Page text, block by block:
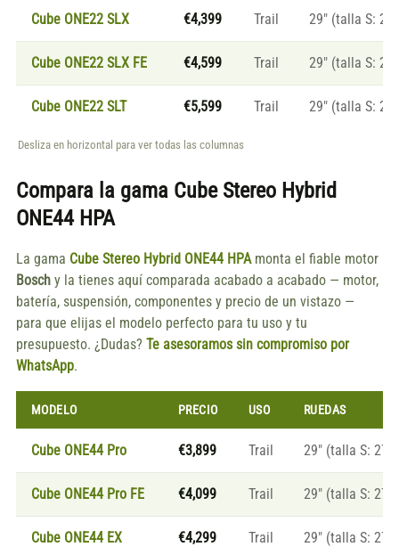
Cube ONE22 SLX €4,399 Trail 29″ (talla S:
Cube ONE22 SLX FE €4,599 Trail 29″ (talla S:
Cube ONE22 SLT €5,599 Trail 29″ (talla S:
Desliza en horizontal para ver todas las columnas
Compara la gama Cube Stereo Hybrid
ONE44 HPA
La gama Cube Stereo Hybrid ONE44 HPAmonta el fiable motor
Boschy la tienes aquí comparada acabado a acabado — motor,
batería, suspensión, componentes y precio de un vistazo —
para que elijas el modelo perfecto para tu uso y tu
presupuesto. ¿Dudas? Te asesoramos sin compromiso por
WhatsApp.
MODELO PRECIO USO RUEDAS
Cube ONE44 Pro €3,899 Trail 29″ (talla S:
Cube ONE44 Pro FE €4,099 Trail 29″ (talla S:
Cube ONE44 EX €4,299 Trail 29″ (talla S: